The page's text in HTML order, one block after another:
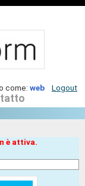
come: web Logout
è attiva.